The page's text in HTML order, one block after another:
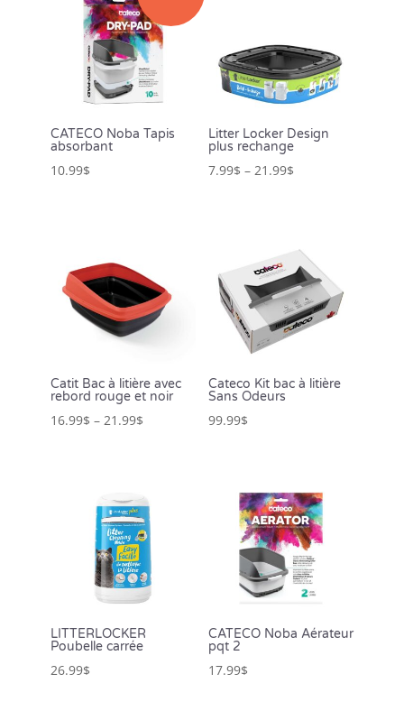
CATECO Noba Tapis
absorbant
10.99$
Litter Locker Design
plus rechange
7.99$ – 21.99$
Catit Bac à litière avec
rebord rouge et noir
16.99$ – 21.99$
Cateco Kit bac à litière
Sans Odeurs
99.99$
LITTERLOCKER
Poubelle carrée
26.99$
CATECO Noba Aérateur
pqt 2
17.99$